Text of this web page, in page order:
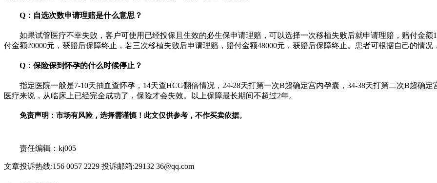
Q：自选次数申请理赔是什么意思？
如果试管医疗不幸失败，客户可使用已经投保且生效的必生保申请理赔，可以选择一次移植失败后就申请理赔，赔付金
付金额20000元，获赔后保障终止，若三次移植失败后申请理赔，赔付金额48000元，获赔后保障终止。患者可根据自己的情
Q：保险保到怀孕的什么时候停止？
指定医院一般是7-10天抽血查怀孕，14天查HCG翻倍情况，24-28天打第一次B超确定宫内孕囊，34-38天打第二次B超确
医疗来说，从临床上已经完全成功了，保险才会失效。以上保障最长期间不超过2年。
免责声明：市场有风险，选择需谨慎！此文仅供参考，不作买卖依据。
责任编辑：kj005
文章投诉热线:156 0057 2229 投诉邮箱:29132 36@qq.com